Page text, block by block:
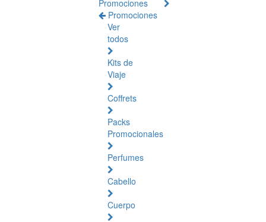
Promociones
Promociones
Ver
todos
Kits de
Viaje
Coffrets
Packs
Promocionales
Perfumes
Cabello
Cuerpo